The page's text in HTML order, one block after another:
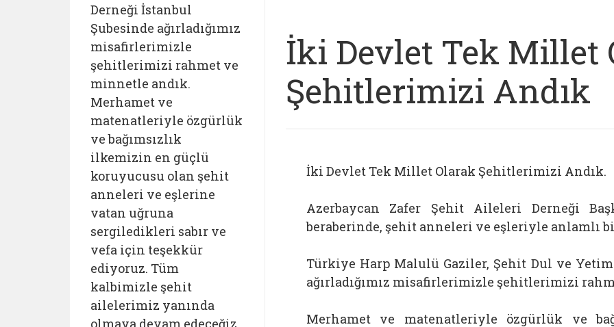
İki Devlet Tek Millet
Şehitlerimizi Andık
İki Devlet Tek Millet Olarak Şehitlerimizi Andık.
Azerbaycan Zafer Şehit Aileleri Derneği
beraberinde, şehit anneleri ve eşleriyle anlamlı
Türkiye Harp Malulü Gaziler, Şehit Dul ve
ağırladığımız misafirlerimizle şehitlerimizi
Merhamet ve matenatleriyle özgürlük ve
Derneği İstanbul
Şubesinde ağırladığımız
misafirlerimizle
şehitlerimizi rahmet ve
minnetle andık.
Merhamet ve
matenatleriyle özgürlük
ve bağımsızlık
ilkemizin en güçlü
koruyucusu olan şehit
anneleri ve eşlerine
vatan uğruna
sergiledikleri sabır ve
vefa için teşekkür
ediyoruz. Tüm
kalbimizle şehit
ailelerimiz yanında
olmaya devam edeceğiz.